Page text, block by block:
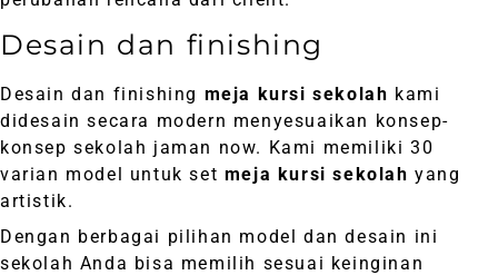
Desain dan finishing
Desain dan finishing meja kursi sekolah kami
didesain secara modern menyesuaikan konsep-
konsep sekolah jaman now. Kami memiliki 30
varian model untuk set meja kursi sekolah yang
artistik.
Dengan berbagai pilihan model dan desain ini
sekolah Anda bisa memilih sesuai keinginan